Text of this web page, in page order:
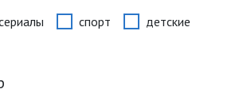
спорт детские